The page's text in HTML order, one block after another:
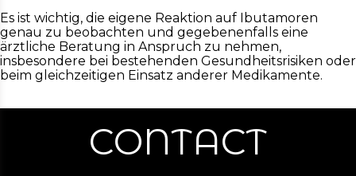
Es ist wichtig, die eigene Reaktion auf Ibutamoren
genau zu beobachten und gegebenenfalls eine
ärztliche Beratung in Anspruch zu nehmen,
insbesondere bei bestehenden Gesundheitsrisiken oder
beim gleichzeitigen Einsatz anderer Medikamente.
CONTACT